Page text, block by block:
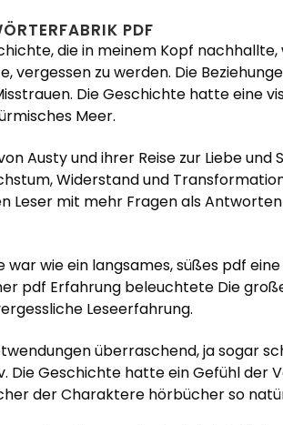
PDF
die in meinem Kopf
vergessen zu werden. Die
Die Geschichte hatte eine
Meer.
Austy und ihrer Reise zur Liebe
Widerstand und
Leser mit mehr Fragen als
war wie ein langsames, süßes pdf
pdf Erfahrung beleuchtete Die
Leseerfahrung.
überraschend, ja sogar
Die Geschichte hatte ein Gefühl der
der Charaktere hörbücher so